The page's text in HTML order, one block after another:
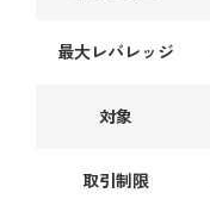
最大レバレッジ
対象
取引制限